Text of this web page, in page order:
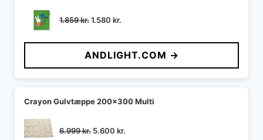
1.859kr.Den
pris
var:
1.859 kr..
1.580 kr.
pris
er:
1.580 kr..
ANDLIGHT.COM →
Crayon Gulvtæppe 200x300 Multi
6.999kr. Den
5.600 kr.